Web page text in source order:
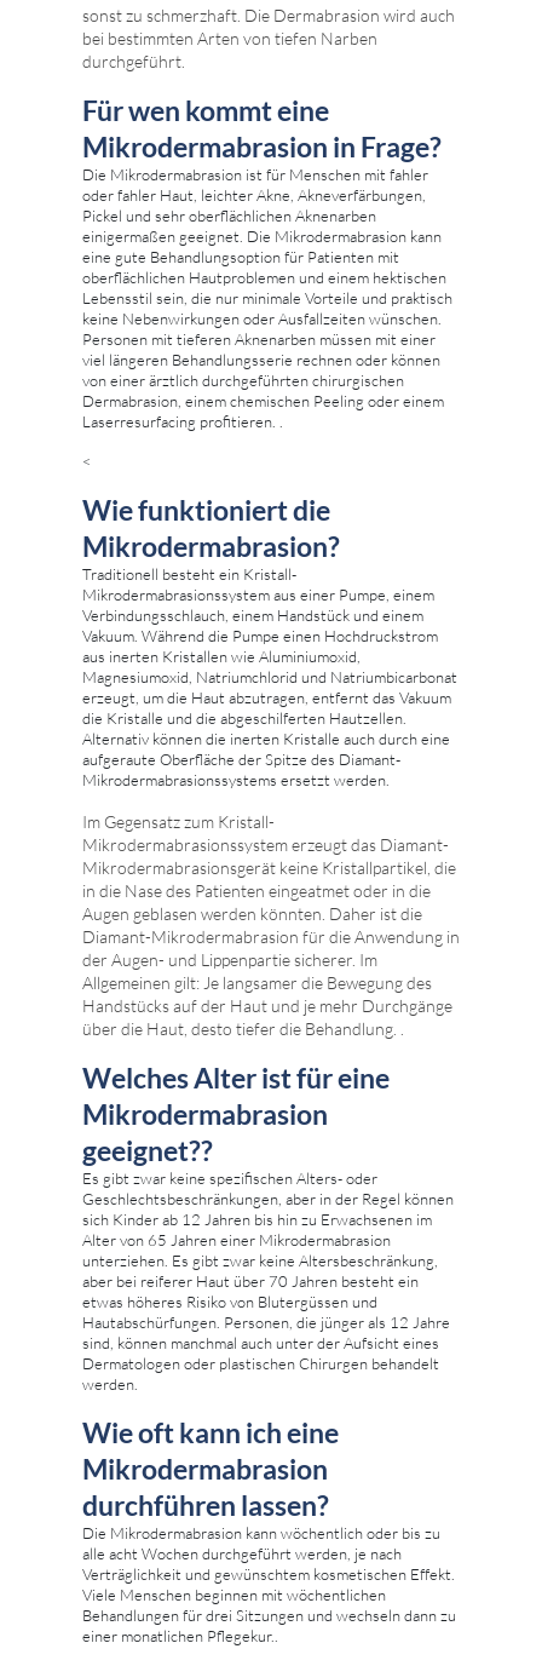
sonst zu schmerzhaft. Die Dermabrasion wird auch
bei bestimmten Arten von tiefen Narben
durchgeführt.
Für wen kommt eine
Mikrodermabrasion in Frage?
Die Mikrodermabrasion ist für Menschen mit fahler
oder fahler Haut, leichter Akne, Akneverfärbungen,
Pickel und sehr oberflächlichen Aknenarben
einigermaßen geeignet. Die Mikrodermabrasion kann
eine gute Behandlungsoption für Patienten mit
oberflächlichen Hautproblemen und einem hektischen
Lebensstil sein, die nur minimale Vorteile und praktisch
keine Nebenwirkungen oder Ausfallzeiten wünschen.
Personen mit tieferen Aknenarben müssen mit einer
viel längeren Behandlungsserie rechnen oder können
von einer ärztlich durchgeführten chirurgischen
Dermabrasion, einem chemischen Peeling oder einem
Laserresurfacing profitieren. .
<
Wie funktioniert die
Mikrodermabrasion?
Traditionell besteht ein Kristall-
Mikrodermabrasionssystem aus einer Pumpe, einem
Verbindungsschlauch, einem Handstück und einem
Vakuum. Während die Pumpe einen Hochdruckstrom
aus inerten Kristallen wie Aluminiumoxid,
Magnesiumoxid, Natriumchlorid und Natriumbicarbonat
erzeugt, um die Haut abzutragen, entfernt das Vakuum
die Kristalle und die abgeschilferten Hautzellen.
Alternativ können die inerten Kristalle auch durch eine
aufgeraute Oberfläche der Spitze des Diamant-
Mikrodermabrasionssystems ersetzt werden.
Im Gegensatz zum Kristall-
Mikrodermabrasionssystem erzeugt das Diamant-
Mikrodermabrasionsgerät keine Kristallpartikel, die
in die Nase des Patienten eingeatmet oder in die
Augen geblasen werden könnten. Daher ist die
Diamant-Mikrodermabrasion für die Anwendung in
der Augen- und Lippenpartie sicherer. Im
Allgemeinen gilt: Je langsamer die Bewegung des
Handstücks auf der Haut und je mehr Durchgänge
über die Haut, desto tiefer die Behandlung. .
Welches Alter ist für eine
Mikrodermabrasion
geeignet??
Es gibt zwar keine spezifischen Alters- oder
Geschlechtsbeschränkungen, aber in der Regel können
sich Kinder ab 12 Jahren bis hin zu Erwachsenen im
Alter von 65 Jahren einer Mikrodermabrasion
unterziehen. Es gibt zwar keine Altersbeschränkung,
aber bei reiferer Haut über 70 Jahren besteht ein
etwas höheres Risiko von Blutergüssen und
Hautabschürfungen. Personen, die jünger als 12 Jahre
sind, können manchmal auch unter der Aufsicht eines
Dermatologen oder plastischen Chirurgen behandelt
werden.
Wie oft kann ich eine
Mikrodermabrasion
durchführen lassen?
Die Mikrodermabrasion kann wöchentlich oder bis zu
alle acht Wochen durchgeführt werden, je nach
Verträglichkeit und gewünschtem kosmetischen Effekt.
Viele Menschen beginnen mit wöchentlichen
Behandlungen für drei Sitzungen und wechseln dann zu
einer monatlichen Pflegekur..